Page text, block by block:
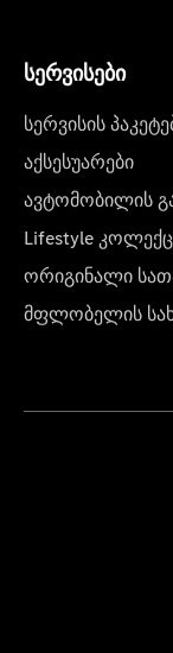
სერვისები
სერვისის
აქსესუარები
ავტომობილის
Lifestyle
ორიგინალი
მფლობელის